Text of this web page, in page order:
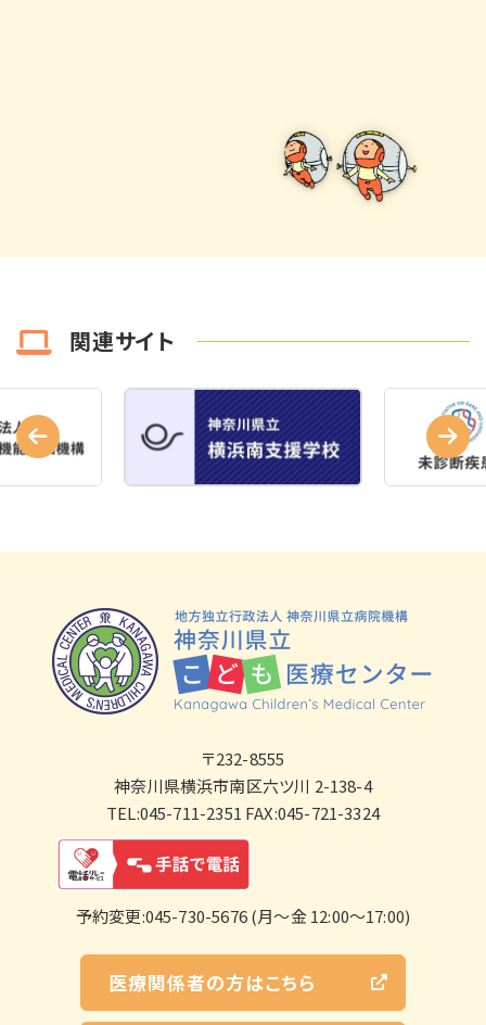
関連サイト
〒232-8555
神奈川県横浜市南区六ツ川 2-138-4
TEL:045-711-2351 FAX:045-721-3324
予約変更:045-730-5676 (月～金 12:00～17:00)
医療関係者の方はこちら